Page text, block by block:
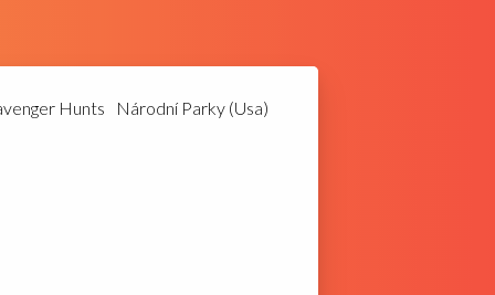
Hunts Národní Parky (Usa)